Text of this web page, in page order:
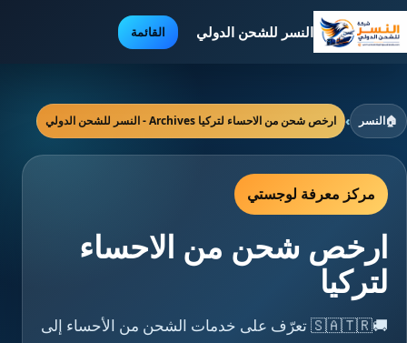
النسر للشحن الدولي القائمة
🏠النسر › ارخص شحن من الاحساء لتركيا Archives - النسر للشحن الدولي
مركز معرفة لوجستي
ارخص شحن من الاحساء
لتركيا
🚚🇸🇦🇹🇷 تعرّف على خدمات الشحن من الأحساء إلى